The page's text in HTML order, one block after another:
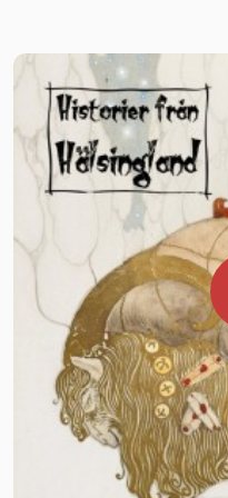
För mer information om
https://
pa-aldreboenden/
Den tjugotredje luckan i vår
Dagens sägner är hämtade
folkminnens arkiv i
historia har https://
varit mycket behjälplig.
Vill du stödja podden?
BOKA IN HISTORIER
förening eller företag boka
berättarkväll? Mejla oss på
0739937451 alt
https://
Följ oss på Facebook och
HJÄLP OSS! Historier från
januari 2026 besöka
och arrangera